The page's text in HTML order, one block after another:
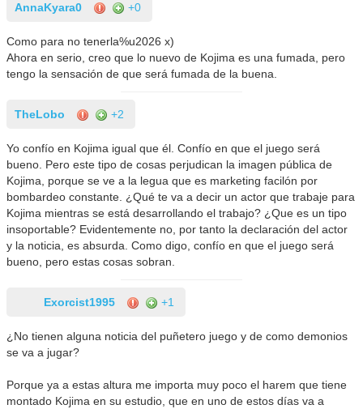
AnnaKyara0 +0
Como para no tenerla%u2026 x)
Ahora en serio, creo que lo nuevo de Kojima es una fumada, pero
tengo la sensación de que será fumada de la buena.
TheLobo +2
Yo confío en Kojima igual que él. Confío en que el juego será
bueno. Pero este tipo de cosas perjudican la imagen pública de
Kojima, porque se ve a la legua que es marketing facilón por
bombardeo constante. ¿Qué te va a decir un actor que trabaje para
Kojima mientras se está desarrollando el trabajo? ¿Que es un tipo
insoportable? Evidentemente no, por tanto la declaración del actor
y la noticia, es absurda. Como digo, confío en que el juego será
bueno, pero estas cosas sobran.
Exorcist1995 +1
¿No tienen alguna noticia del puñetero juego y de como demonios
se va a jugar?
Porque ya a estas altura me importa muy poco el harem que tiene
montado Kojima en su estudio, que en uno de estos días va a